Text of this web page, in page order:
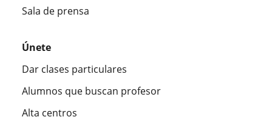
Sala de prensa
Únete
Dar clases particulares
Alumnos que buscan profesor
Alta centros